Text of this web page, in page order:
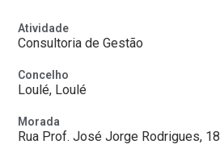
Atividade
Consultoria de Gestão
Concelho
Loulé, Loulé
Morada
Rua Prof. José Jorge Rodrigues, 18